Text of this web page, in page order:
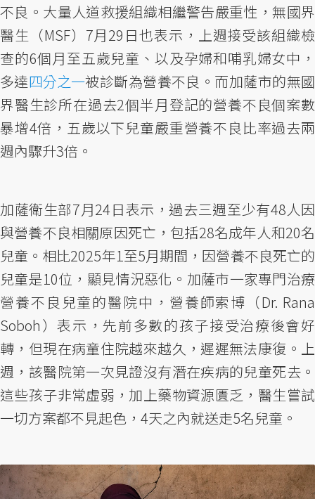
不良。大量人道救援組織相繼警告嚴重性，無國界
醫生（MSF）7月29日也表示，上週接受該組織檢
查的6個月至五歲兒童、以及孕婦和哺乳婦女中，
多達四分之一被診斷為營養不良。而加薩市的無國
界醫生診所在過去2個半月登記的營養不良個案數
暴增4倍，五歲以下兒童嚴重營養不良比率過去兩
週內驟升3倍。
加薩衛生部7月24日表示，過去三週至少有48人因
與營養不良相關原因死亡，包括28名成年人和20名
兒童。相比2025年1至5月期間，因營養不良死亡的
兒童是10位，顯見情況惡化。加薩市一家專門治療
營養不良兒童的醫院中，營養師索博（Dr. Rana
Soboh）表示，先前多數的孩子接受治療後會好
轉，但現在病童住院越來越久，遲遲無法康復。上
週，該醫院第一次見證沒有潛在疾病的兒童死去。
這些孩子非常虛弱，加上藥物資源匱乏，醫生嘗試
一切方案都不見起色，4天之內就送走5名兒童。